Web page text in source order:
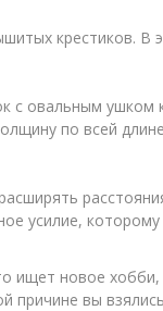
крестиков. В
овальным ушком
по всей
усилие,
ищет новое
причине вы